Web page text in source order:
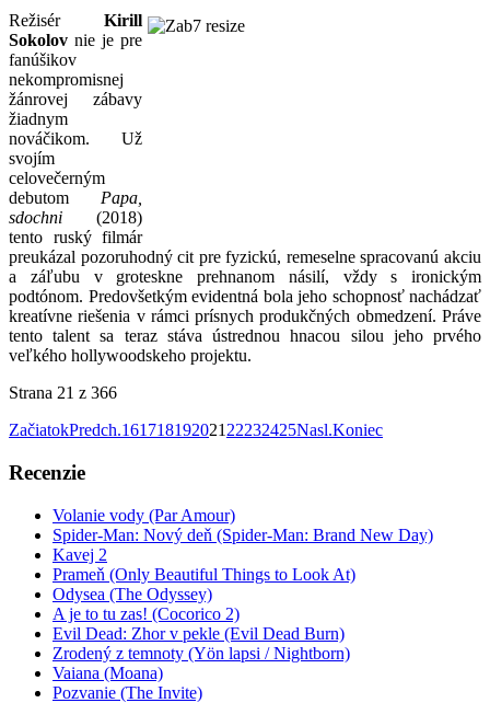
Režisér Kirill
Sokolov nie je pre
fanúšikov
nekompromisnej
žánrovej zábavy
žiadnym
nováčikom. Už
svojím
celovečerným
debutom Papa,
sdochni (2018)
tento ruský filmár
preukázal pozoruhodný cit pre fyzickú, remeselne spracovanú akciu
a záľubu v groteskne prehnanom násilí, vždy s ironickým
podtónom. Predovšetkým evidentná bola jeho schopnosť nachádzať
kreatívne riešenia v rámci prísnych produkčných obmedzení. Práve
tento talent sa teraz stáva ústrednou hnacou silou jeho prvého
veľkého hollywoodskeho projektu.
Strana 21 z 366
ZačiatokPredch.161718192021 22232425Nasl.Koniec
Recenzie
Volanie vody (Par Amour)
Spider-Man: Nový deň (Spider-Man: Brand New Day)
Kavej 2
Prameň (Only Beautiful Things to Look At)
Odysea (The Odyssey)
A je to tu zas! (Cocorico 2)
Evil Dead: Zhor v pekle (Evil Dead Burn)
Zrodený z temnoty (Yön lapsi / Nightborn)
Vaiana (Moana)
Pozvanie (The Invite)